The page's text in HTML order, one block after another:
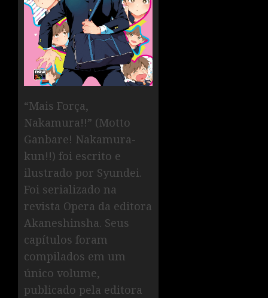
“Mais Força,
Nakamura!!” (Motto
Ganbare! Nakamura-
kun!!) foi escrito e
ilustrado por Syundei.
Foi serializado na
revista Opera da editora
Akaneshinsha. Seus
capítulos foram
compilados em um
único volume,
publicado pela editora